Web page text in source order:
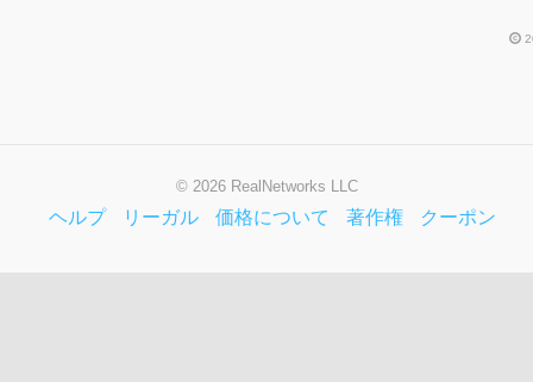
© 2026 RealNetworks LLC
ヘルプ リーガル 価格について 著作権 クーポン